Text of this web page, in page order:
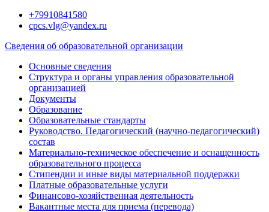
Перейти+79910841580
cpcs.vlg@yandex.ru
Сведения об образовательной организации
Основные сведения
Структура и органы управления образовательной
организацией
Документы
Образование
Образовательные стандарты
Руководство. Педагогический (научно-педагогический)
состав
Материально-техническое обеспечение и оснащенность
образовательного процесса
Стипендии и иные виды материальной поддержки
Платные образовательные услуги
Финансово-хозяйственная деятельность
Вакантные места для приема (перевода)